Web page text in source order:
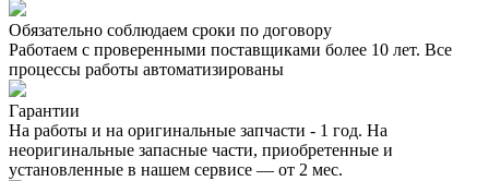
Обязательно соблюдаем сроки по договору
Работаем с проверенными поставщиками более 10 лет. Все
процессы работы автоматизированы
Гарантии
На работы и на оригинальные запчасти - 1 год. На
неоригинальные запасные части, приобретенные и
установленные в нашем сервисе — от 2 мес.